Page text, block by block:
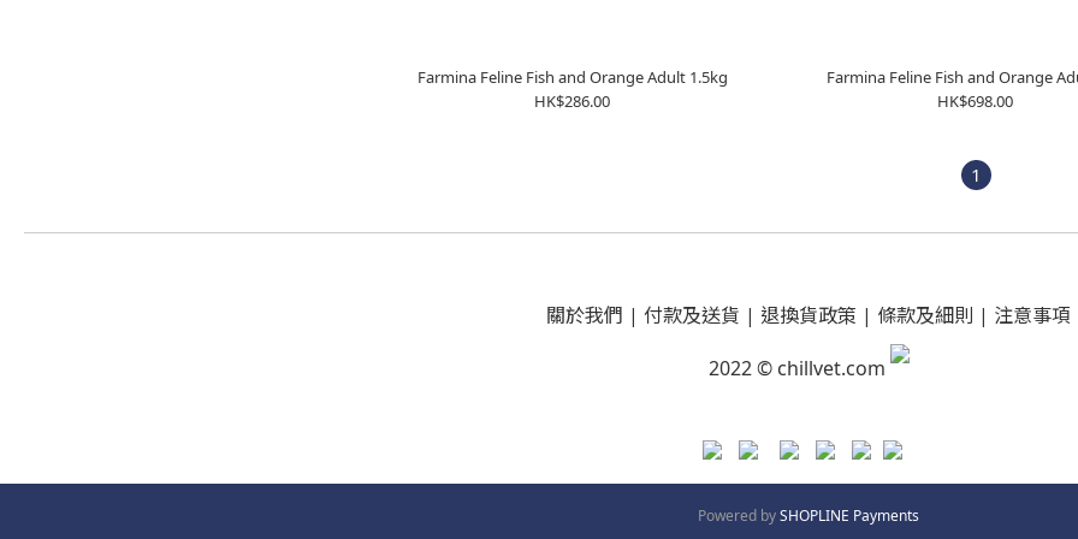
Farmina Feline Fish and Orange Adult 1.5kg
HK$286.00
Farmina Feline Fish and Orange
HK$698.00
1
關於我們 | 付款及送貨 | 退換貨政策 | 條款及細則 | 注意事項
2022 © chillvet.com
Powered bySHOPLINE Payments